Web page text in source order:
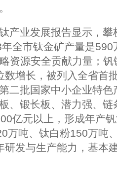
业发展报告显示，攀
全市钛金矿产量是
资源安全贡献力量；
数增长，被列入全省首
二批国家中小企业特
、锻长板、潜力强、
亿元以上，形成年产
万吨、钛白粉150万吨
研发与生产能力，基本